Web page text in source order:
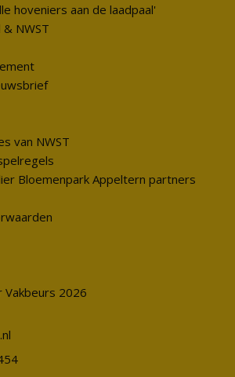
hoveniers aan de laadpaal'
NWST
van NWST
Bloemenpark Appeltern partners
Vakbeurs 2026